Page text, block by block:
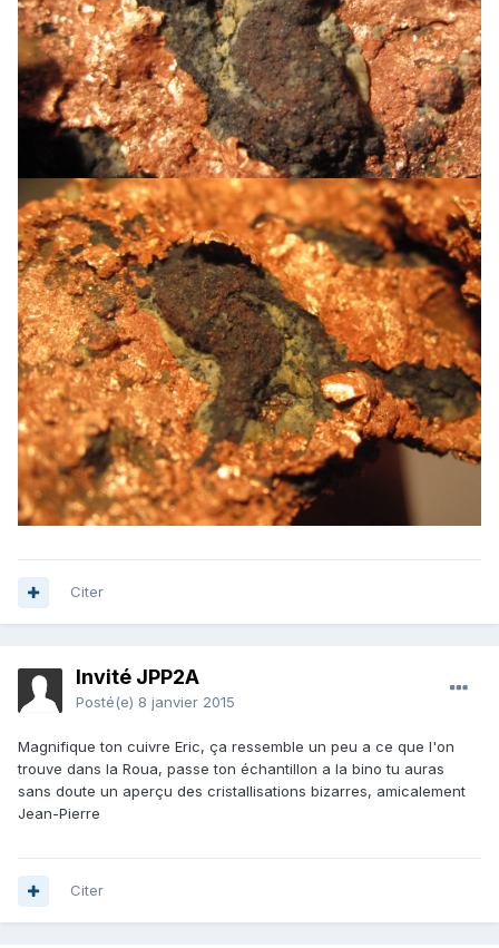
Citer
Invité JPP2A
Posté(e) 8 janvier 2015
Magnifique ton cuivre Eric, ça ressemble un peu a ce que l'on
trouve dans la Roua, passe ton échantillon a la bino tu auras
sans doute un aperçu des cristallisations bizarres, amicalement
Jean-Pierre
Citer